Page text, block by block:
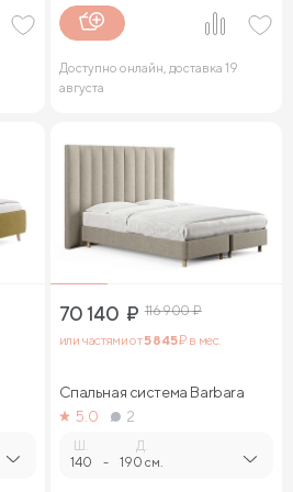
Доступно онлайн, доставка 19
августа
70 140 ₽ 116 900₽
или частями от5 845₽ в мес.
Спальная система Barbara
5.0
2
140 -
Д.
190 см.